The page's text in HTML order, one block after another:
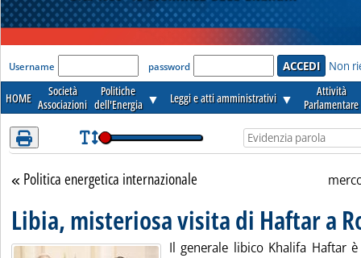
'Modulo Login per accedere'
Username password Non
HOME
Società
Associazioni
Politiche
dell'Energia ▼ Leggi e atti amministrativi ▼
Attività
Parlamentare
Torna alla sezione
Politica energetica internazionale
Libia, misteriosa visita di Haftar a
Il generale libico Khalifa Haftar